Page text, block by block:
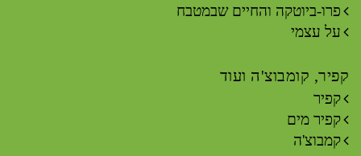
פרו-ביוטקה והחיים שבמטבח
על עצמי
קפיר, קומבוצ'ה ועוד
קפיר
קפיר מים
קמבוצ'ה